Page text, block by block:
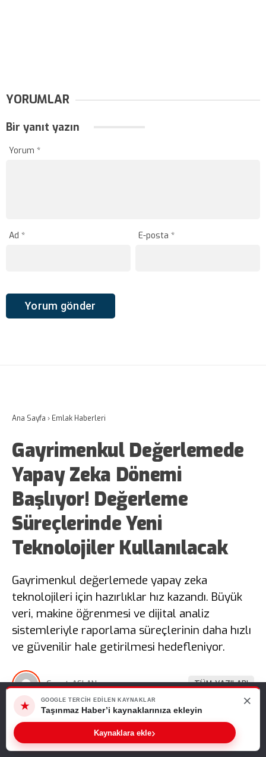
YORUMLAR
Bir yanıt yazın
Yorum *
Ad * E-posta*
Ana Sayfa › Emlak Haberleri
Gayrimenkul Değerlemede
Yapay Zeka Dönemi
Başlıyor! Değerleme
Süreçlerinde Yeni
Teknolojiler Kullanılacak
Gayrimenkul değerlemede yapay zeka
teknolojileri için hazırlıklar hız kazandı. Büyük
veri, makine öğrenmesi ve dijital analiz
sistemleriyle raporlama süreçlerinin daha hızlı
ve güvenilir hale getirilmesi hedefleniyor.
Cevat ASLAN TÜM YAZILARI
Giriş: 06-08-2026 12:52 Emlak Haberleri
Web sitemizde size en iyi deneyimi sunabilmemiz için çerezleri
kullanıyoruz. Bu siteyi kullanmaya devam ederseniz, bunu kabul
ettiğinizi varsayarız.
Tamam
★
GOOGLE TERCIH EDILEN KAYNAKLAR
Taşınmaz Haber’i kaynaklarınıza ekleyin
Kaynaklara ekle›
×